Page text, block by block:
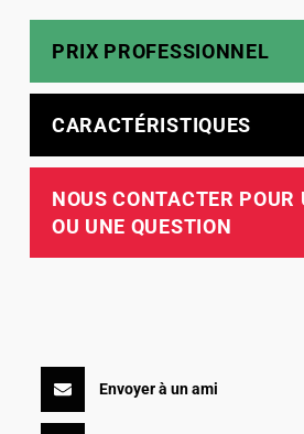
PRIX PROFESSIONNEL
CARACTÉRISTIQUES
NOUS CONTACTER POUR
OU UNE QUESTION
Envoyer à un ami